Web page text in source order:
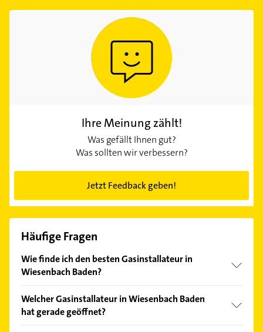
Ihre Meinung zählt!
Was gefällt Ihnen gut?
Was sollten wir verbessern?
Jetzt Feedback geben!
Häufige Fragen
Wie finde ich den besten Gasinstallateur in
Wiesenbach Baden?
Kundenmeinungen und profitieren Sie von den
Empfehlungen. Die Suchergebnisse können Sie sich
Welcher Gasinstallateur in Wiesenbach Baden
hat gerade geöffnet?